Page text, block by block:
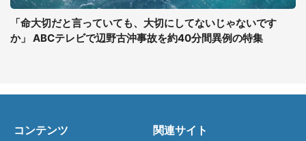
「命大切だと言っていても、大切にしてないじゃないです
か」 ABCテレビで辺野古沖事故を約40分間異例の特集
コンテンツ 関連サイト